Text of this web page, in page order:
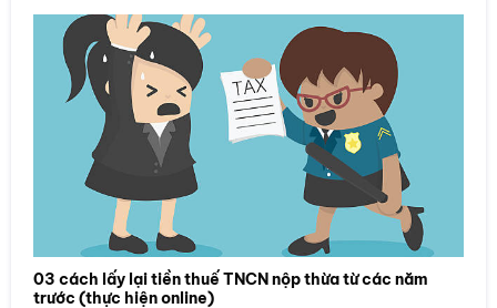
03 cách lấy lại tiền thuế TNCN nộp thừa từ các năm
trước (thực hiện online)